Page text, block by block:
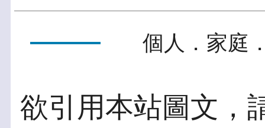
個人．家庭
欲引用本站圖文，